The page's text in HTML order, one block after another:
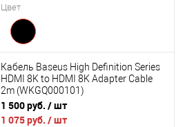
Цвет
Кабель Baseus High Definition Series
HDMI 8K to HDMI 8K Adapter Cable
2m (WKGQ000101)
1 500 руб. / шт
1 075 руб. / шт